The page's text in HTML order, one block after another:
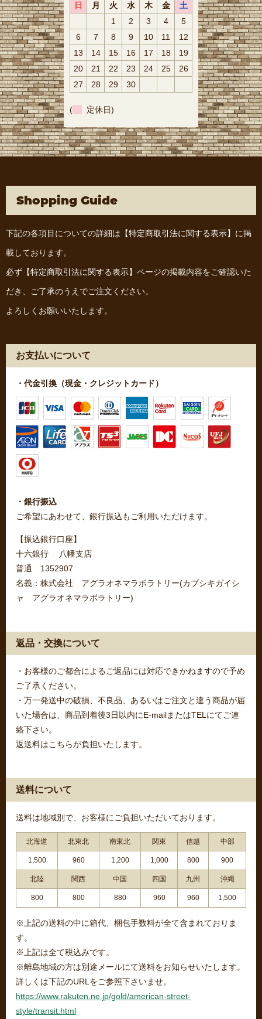
日 月 火 水 木 金
土
1
2 3 4
5
6
7 8 9 10 11
12
13
14 15 16 17 18
19
20
21 22 23 24 25
26
27
28 29 30
( 定休日)
Shopping Guide
下記の各項目についての詳細は 【特定商取引法に関する表示】 に掲
載しております。
必ず 【特定商取引法に関する表示】 ページの掲載内容をご確認いた
だき、ご了承のうえでご注文ください。
よろしくお願いいたします。
お支払いについて
・代金引換（現金・クレジットカード）
・銀行振込
ご希望にあわせて、銀行振込もご利用いただけます。
【振込銀行口座】
十六銀行 八幡支店
普通 1352907
名義：株式会社 アグラオネマラボラトリー(カブシキガイシ
ャ アグラオネマラボラトリー)
返品・交換について
・お客様のご都合によるご返品には対応できかねますので予め
ご了承ください。
・万一発送中の破損、不良品、あるいはご注文と違う商品が届
いた場合は、商品到着後3日以内にE-mailまたはTELにてご連
絡下さい。
返送料はこちらが負担いたします。
送料について
送料は地域別で、お客様にご負担いただいております。
北海道 北東北 南東北 関東 信越 中部
1,500 960 1,200 1,000 800 900
北陸 関西 中国 四国 九州 沖縄
800 800 880 960 960 1,500
※上記の送料の中に箱代、梱包手数料が全て含まれておりま
す。
※上記は全て税込みです。
※離島地域の方は別途メールにて送料をお知らせいたします。
詳しくは下記のURLをご参照下さいませ。
https://www.rakuten.ne.jp/gold/american-street-
style/transit.html